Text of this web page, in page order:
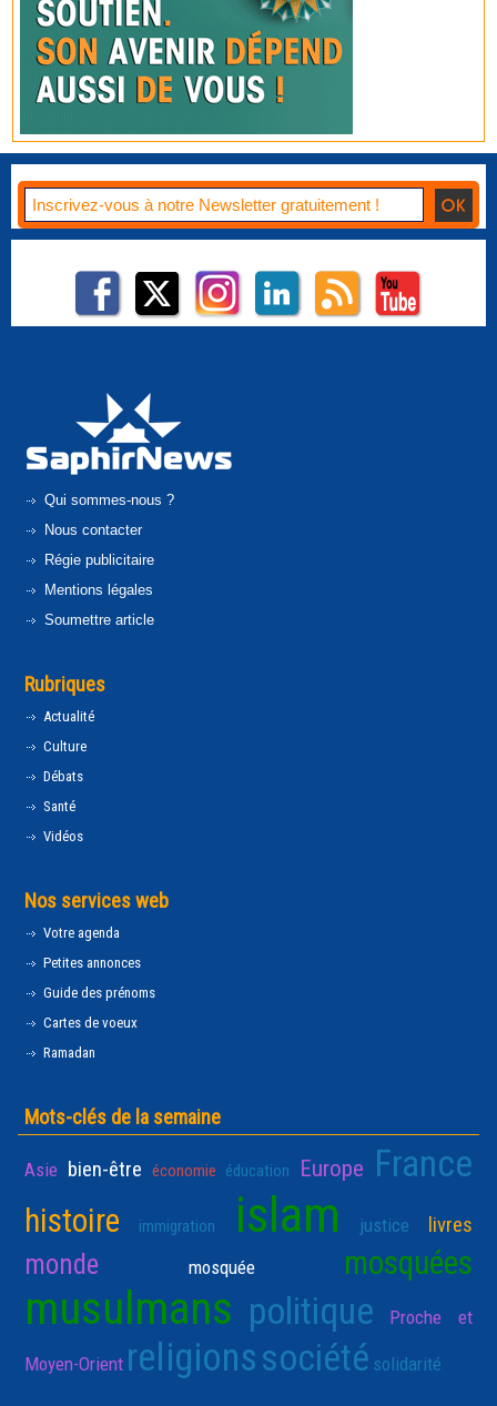
Qui sommes-nous ?
Nous contacter
Régie publicitaire
Mentions légales
Soumettre article
Rubriques
Actualité
Culture
Débats
Santé
Vidéos
Nos services web
Votre agenda
Petites annonces
Guide des prénoms
Cartes de voeux
Ramadan
Mots-clés de la semaine
Asie bien-être économie éducation Europe France
histoire immigration islam justice livres
monde mosquée mosquées
musulmans politique Proche et
Moyen-Orient religionssociété solidarité